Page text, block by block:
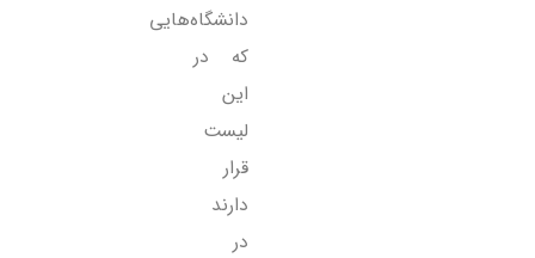
دانشگاه‌هایی
که در
این
لیست
قرار
دارند
در